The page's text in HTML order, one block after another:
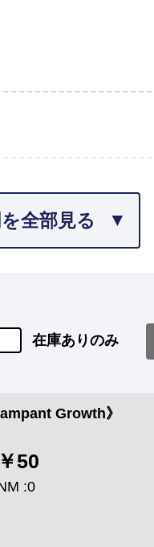
全部見る
在庫ありのみ
Growth》
￥50
:0